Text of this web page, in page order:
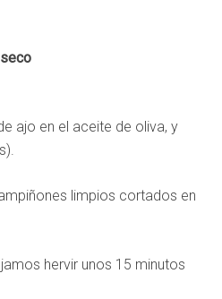
ajo en el aceite de oliva, y
limpios cortados en
hervir unos 15 minutos